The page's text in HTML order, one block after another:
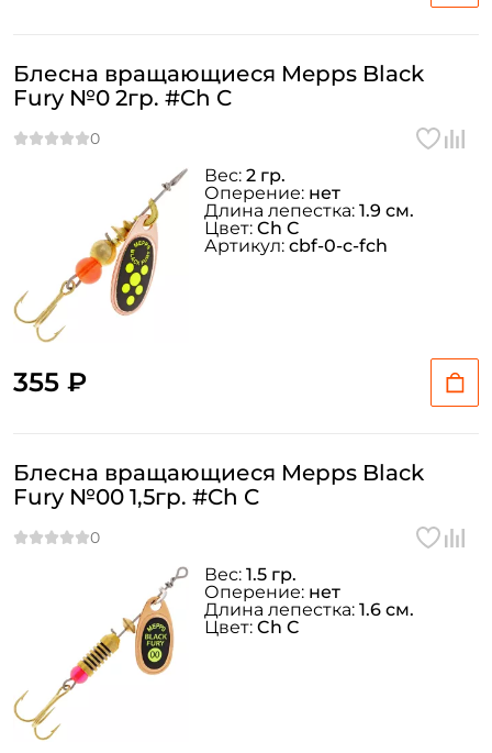
Блесна вращающиеся Mepps Black
Fury №0 2гр. #Ch C
355 ₽
Вес: 2 гр.
Оперение: нет
Длина лепестка: 1.9 см.
Цвет: Ch C
Артикул: cbf-0-c-fch
Блесна вращающиеся Mepps Black
Fury №00 1,5гр. #Ch C
Вес: 1.5 гр.
Оперение: нет
Длина лепестка: 1.6 см.
Цвет: Ch C